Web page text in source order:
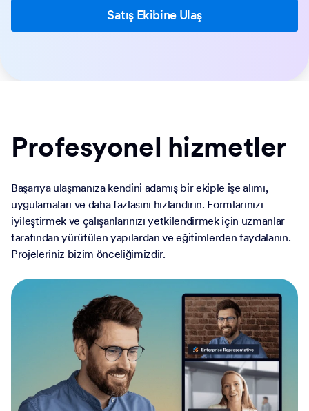
Satış Ekibine Ulaş
Profesyonel hizmetler
Başarıya ulaşmanıza kendini adamış bir ekiple işe alımı,
uygulamaları ve daha fazlasını hızlandırın. Formlarınızı
iyileştirmek ve çalışanlarınızı yetkilendirmek için uzmanlar
tarafından yürütülen yapılardan ve eğitimlerden faydalanın.
Projeleriniz bizim önceliğimizdir.